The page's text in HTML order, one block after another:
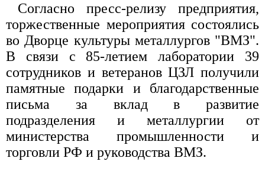
Согласно пресс-релизу предприятия,
торжественные мероприятия состоялись
во Дворце культуры металлургов "ВМЗ".
В связи с 85-летием лаборатории 39
сотрудников и ветеранов ЦЗЛ получили
памятные подарки и благодарственные
письма за вклад в развитие
подразделения и металлургии от
министерства промышленности и
торговли РФ и руководства ВМЗ.